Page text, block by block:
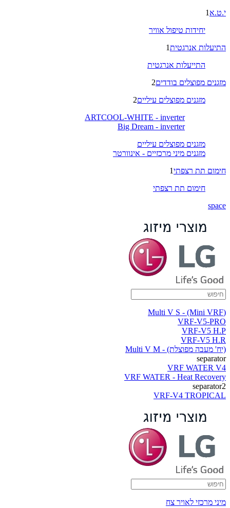
י.ט.א 1
יחידות טיפול אוויר
התיעלות אנרגטית1
התייעלות אנרגטית
מזגנים מפוצלים בודדים2
מזגנים מפוצלים עיליים2
ARTCOOL-WHITE - inverter
Big Dream - inverter
מזגנים מפוצלים עיליים
מזגנים מיני מרכזיים - אינוורטר
חימום תת רצפתי1
חימום תת רצפתי
space
(Multi V S - (Mini VRF
VRF-V5-PRO
VRF-V5 H.P
VRF-V5 H.R
(יח' מעבה מפוצלת) - Multi V M
separator
VRF WATER V4
VRF WATER - Heat Recovery
separator2
VRF-V4 TROPICAL
מיני מרכזי לאויר צח